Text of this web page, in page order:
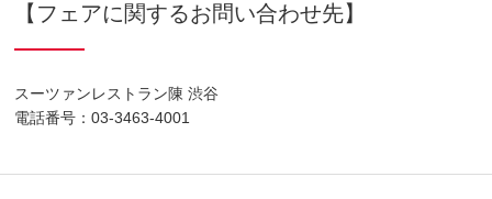
【フェアに関するお問い合わせ先】
スーツァンレストラン陳 渋谷
電話番号：03-3463-4001